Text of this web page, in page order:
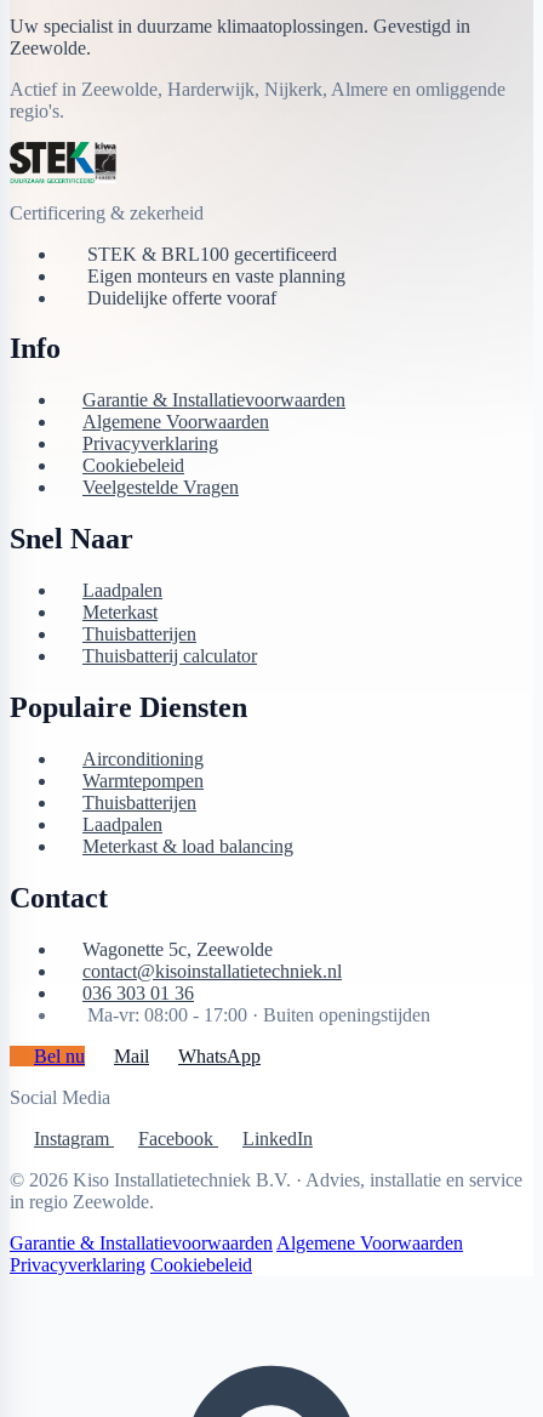
Uw specialist in duurzame klimaatoplossingen. Gevestigd in
Zeewolde.
Actief in Zeewolde, Harderwijk, Nijkerk, Almere en omliggende
regio's.
Certificering & zekerheid
STEK & BRL100 gecertificeerd
Eigen monteurs en vaste planning
Duidelijke offerte vooraf
Info
Garantie & Installatievoorwaarden
Algemene Voorwaarden
Privacyverklaring
Cookiebeleid
Veelgestelde Vragen
Snel Naar
Laadpalen
Meterkast
Thuisbatterijen
Thuisbatterij calculator
Populaire Diensten
Airconditioning
Warmtepompen
Thuisbatterijen
Laadpalen
Meterkast & load balancing
Contact
Wagonette 5c, Zeewolde
contact@kisoinstallatietechniek.nl
036 303 01 36
Ma-vr: 08:00 - 17:00 · Buiten openingstijden
Bel nu
Mail
WhatsApp
Social Media
Instagram
Facebook
LinkedIn
© 2026 Kiso Installatietechniek B.V. · Advies, installatie en service
in regio Zeewolde.
Garantie & Installatievoorwaarden Algemene Voorwaarden
Privacyverklaring Cookiebeleid